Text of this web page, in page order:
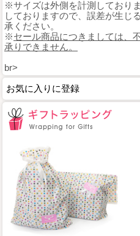
※サイズは外側を計測しており
しておりますので、誤差が生じ
承ください。
※セール商品につきましては、
承りできません。
br>
お気に入りに登録